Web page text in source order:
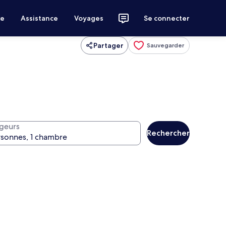
Assistance Voyages Se connecter
Partager Sauvegarder
Rechercher